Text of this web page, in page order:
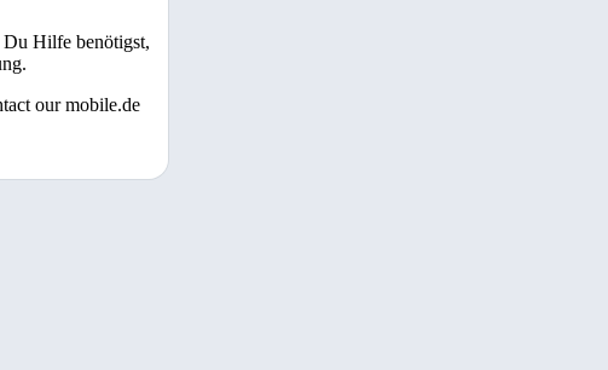
Du Hilfe benötigst,
our mobile.de